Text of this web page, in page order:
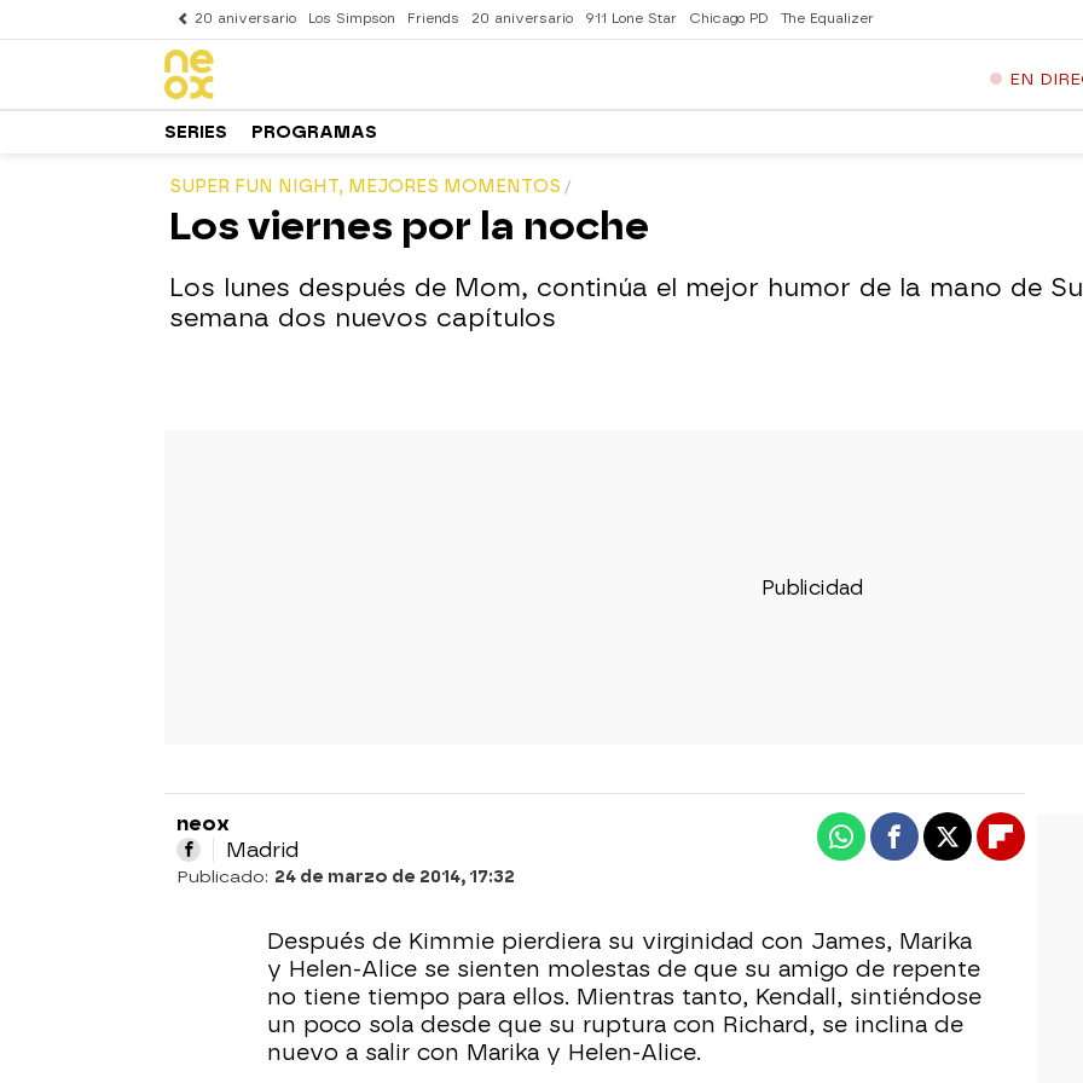
20 aniversario Los Simpson Friends 20 aniversario 911 Lone Star Chicago PD The Equalizer
EN
SERIES PROGRAMAS
SUPER FUN NIGHT, MEJORES MOMENTOS
Los viernes por la noche
Los lunes después de Mom, continúa el mejor humor de la mano de
semana dos nuevos capítulos
neox
Madrid
Publicado: 24 de marzo de 2014, 17:32
WhatsappFacebook
X
Después de Kimmie pierdiera su virginidad con James, Marika
y Helen-Alice se sienten molestas de que su amigo de repente
no tiene tiempo para ellos. Mientras tanto, Kendall, sintiéndose
un poco sola desde que su ruptura con Richard, se inclina de
nuevo a salir con Marika y Helen-Alice.